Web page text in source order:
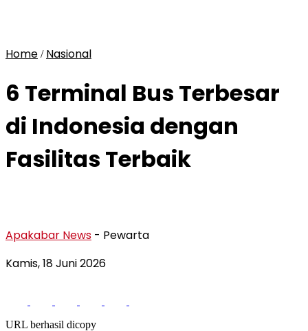
Home / Nasional
6 Terminal Bus Terbesar
di Indonesia dengan
Fasilitas Terbaik
Apakabar News - Pewarta
Kamis, 18 Juni 2026
URL berhasil dicopy